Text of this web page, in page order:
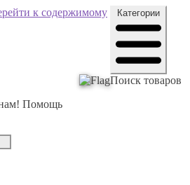
к содержимому
Помощь
Категории
Поиск товаров